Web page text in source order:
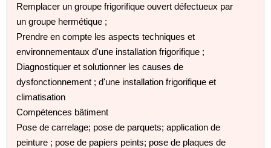
Remplacer un groupe frigorifique ouvert défectueux par
un groupe hermétique ;
Prendre en compte les aspects techniques et
environnementaux d'une installation frigorifique ;
Diagnostiquer et solutionner les causes de
dysfonctionnement ; d'une installation frigorifique et
climatisation
Compétences bâtiment
Pose de carrelage; pose de parquets; application de
peinture ; pose de papiers peints; pose de plaques de